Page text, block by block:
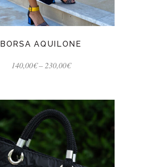
BORSA AQUILONE
140,00€– 230,00€